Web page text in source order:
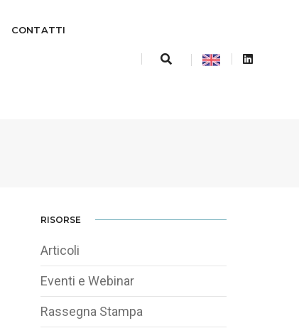
CONTATTI
RISORSE
Articoli
Eventi e Webinar
Rassegna Stampa